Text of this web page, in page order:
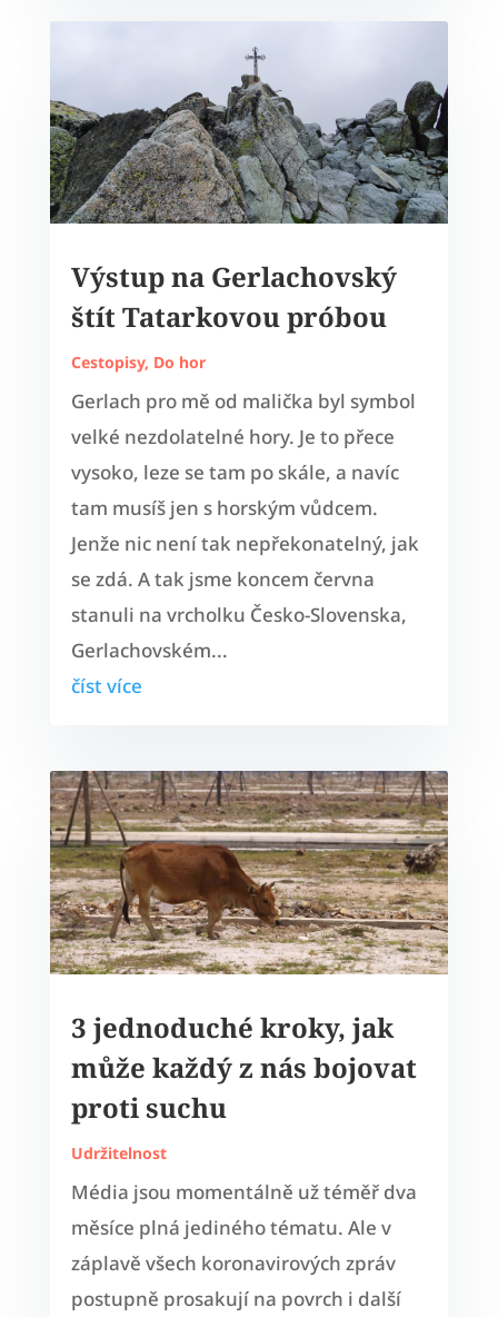
Výstup na Gerlachovský
štít Tatarkovou próbou
Cestopisy, Do hor
Gerlach pro mě od malička byl symbol
velké nezdolatelné hory. Je to přece
vysoko, leze se tam po skále, a navíc
tam musíš jen s horským vůdcem.
Jenže nic není tak nepřekonatelný, jak
se zdá. A tak jsme koncem června
stanuli na vrcholku Česko-Slovenska,
Gerlachovském...
číst více
3 jednoduché kroky, jak
může každý z nás bojovat
proti suchu
Udržitelnost
Média jsou momentálně už téměř dva
měsíce plná jediného tématu. Ale v
záplavě všech koronavirových zpráv
postupně prosakují na povrch i další